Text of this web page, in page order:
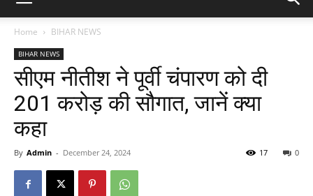
Home BIHAR NEWS
BIHAR NEWS
सीएम नीतीश ने पूर्वी चंपारण को दी
201 करोड़ की सौगात, जानें क्या
कहा
By Admin - December 24, 2024 0
17